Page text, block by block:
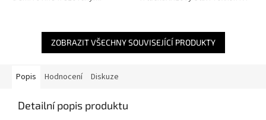
pro nasazení na...
Stolní...
ZOBRAZIT VŠECHNY SOUVISEJÍCÍ PRODUKTY
Popis Hodnocení Diskuze
Detailní popis produktu